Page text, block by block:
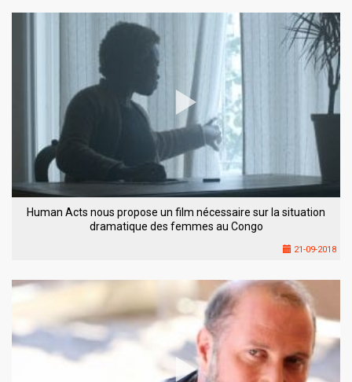
Human Acts nous propose un film nécessaire sur la situation
dramatique des femmes au Congo
21-09-2018